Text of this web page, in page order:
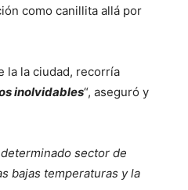
como canillita allá por
la la ciudad, recorría
inolvidables“, aseguró y
sector de
bajas temperaturas y la